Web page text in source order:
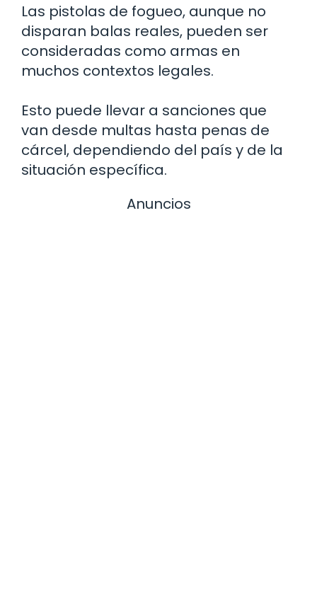
Las pistolas de fogueo, aunque no
disparan balas reales, pueden ser
consideradas como armas en
muchos contextos legales.
Esto puede llevar a sanciones que
van desde multas hasta penas de
cárcel, dependiendo del país y de la
situación específica.
Anuncios